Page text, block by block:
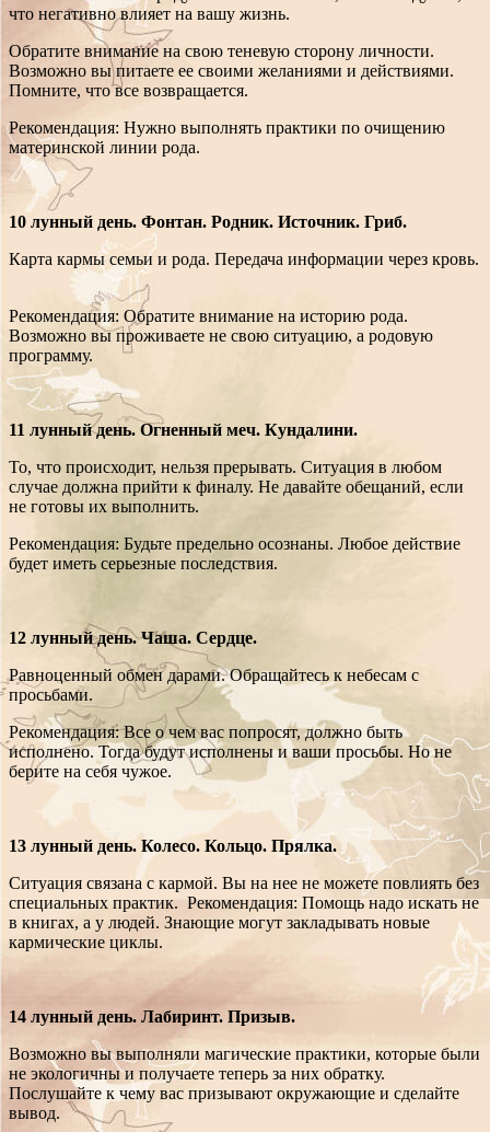
что негативно влияет на вашу жизнь.
Обратите внимание на свою теневую сторону личности.
Возможно вы питаете ее своими желаниями и действиями.
Помните, что все возвращается.
Рекомендация: Нужно выполнять практики по очищению
материнской линии рода.
10 лунный день. Фонтан. Родник. Источник. Гриб.
Карта кармы семьи и рода. Передача информации через кровь.
Рекомендация: Обратите внимание на историю рода.
Возможно вы проживаете не свою ситуацию, а родовую
программу.
11 лунный день. Огненный меч. Кундалини.
То, что происходит, нельзя прерывать. Ситуация в любом
случае должна прийти к финалу. Не давайте обещаний, если
не готовы их выполнить.
Рекомендация: Будьте предельно осознаны. Любое действие
будет иметь серьезные последствия.
12 лунный день. Чаша. Сердце.
Равноценный обмен дарами. Обращайтесь к небесам с
просьбами.
Рекомендация: Все о чем вас попросят, должно быть
исполнено. Тогда будут исполнены и ваши просьбы. Но не
берите на себя чужое.
13 лунный день. Колесо. Кольцо. Прялка.
Ситуация связана с кармой. Вы на нее не можете повлиять без
специальных практик. Рекомендация: Помощь надо искать не
в книгах, а у людей. Знающие могут закладывать новые
кармические циклы.
14 лунный день. Лабиринт. Призыв.
Возможно вы выполняли магические практики, которые были
не экологичны и получаете теперь за них обратку.
Послушайте к чему вас призывают окружающие и сделайте
вывод.